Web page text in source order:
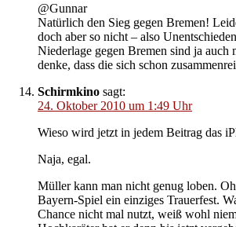
@Gunnar
Natürlich den Sieg gegen Bremen!
doch aber so nicht – also
Niederlage gegen Bremen sind ja
denke, dass die sich schon
Schirmkino sagt:
24. Oktober 2010 um 1:49 Uhr
Wieso wird jetzt in jedem Beitrag das
Naja, egal.
Müller kann man nicht genug loben.
Bayern-Spiel ein einziges Trauerfest.
Chance nicht mal nutzt, weiß wohl